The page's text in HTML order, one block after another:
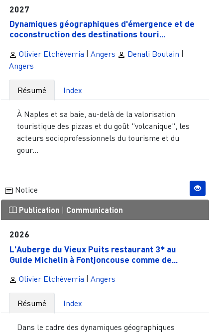
2027
Dynamiques géographiques d'émergence et de
coconstruction des destinations touri...
Olivier Etchéverria Angers Denali Boutain
Angers
Résumé Index
À Naples et sa baie, au-delà de la valorisation
touristique des pizzas et du goût "volcanique", les
acteurs socioprofessionnels du tourisme et du
gour...
Notice
Publication Communication
2026
L'Auberge du Vieux Puits restaurant 3* au
Guide Michelin à Fontjoncouse comme de...
Olivier Etchéverria Angers
Résumé Index
Dans le cadre des dynamiques géographiques